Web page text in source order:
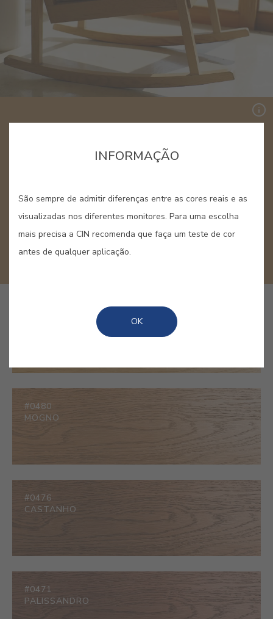
WOODTEC TONS MADEIRA
espécie da árvore de onde são provenientes e são
usados quando se pretende conferir às madeiras
um aspecto natural.
PINHO D'OREGON
#0480
MOGNO
#0476
CASTANHO
#0471
PALISSANDRO
INFORMAÇÃO
São sempre de admitir diferenças entre as cores reais e as
visualizadas nos diferentes monitores. Para uma escolha
mais precisa a CIN recomenda que faça um teste de cor
antes de qualquer aplicação.
OK